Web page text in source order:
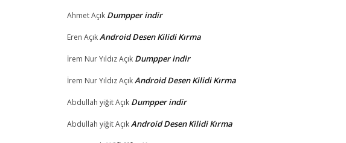
AhmetAçık Dumpper indir
Eren AçıkAndroid Desen Kilidi Kırma
İrem Nur YıldızAçık Dumpper indir
İrem Nur YıldızAçıkAndroid Desen Kilidi Kırma
Abdullah yiğitAçık Dumpper indir
Abdullah yiğitAçıkAndroid Desen Kilidi Kırma